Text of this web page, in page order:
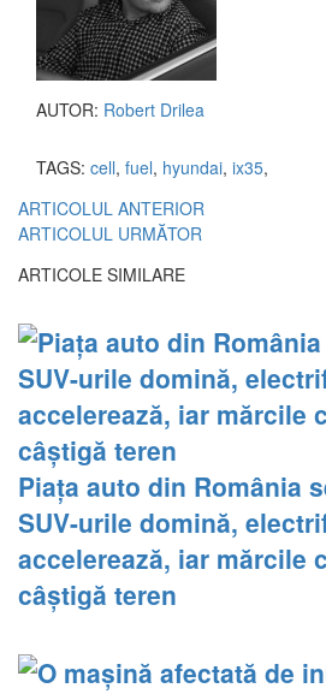
AUTOR: Robert Drilea
TAGS: cell, fuel, hyundai, ix35,
ARTICOLUL ANTERIOR
ARTICOLUL URMĂTOR
ARTICOLE SIMILARE
Piața auto din România
SUV-urile domină,
accelerează, iar mărcile
câștigă teren